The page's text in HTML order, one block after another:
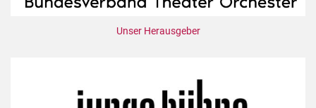
Unser Herausgeber